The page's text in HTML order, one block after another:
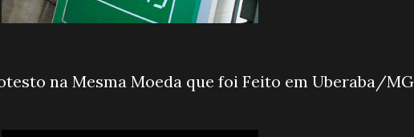
na Mesma Moeda que foi Feito em Uberaba/